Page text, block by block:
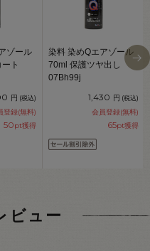
ゾール
ト
円 (税込)
登録(無料)
50pt獲得
染料 染めQエアゾール
70ml 保護ツヤ出し
07Bh99j
1,430 円 (税込)
会員登録(無料)
65pt獲得
ビュー